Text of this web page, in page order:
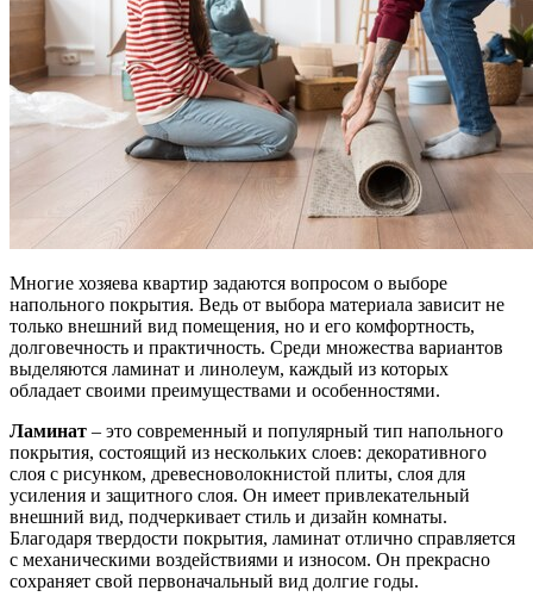
Многие хозяева квартир задаются вопросом о выборе
напольного покрытия. Ведь от выбора материала зависит не
только внешний вид помещения, но и его комфортность,
долговечность и практичность. Среди множества вариантов
выделяются ламинат и линолеум, каждый из которых
обладает своими преимуществами и особенностями.
Ламинат – это современный и популярный тип напольного
покрытия, состоящий из нескольких слоев: декоративного
слоя с рисунком, древесноволокнистой плиты, слоя для
усиления и защитного слоя. Он имеет привлекательный
внешний вид, подчеркивает стиль и дизайн комнаты.
Благодаря твердости покрытия, ламинат отлично справляется
с механическими воздействиями и износом. Он прекрасно
сохраняет свой первоначальный вид долгие годы.